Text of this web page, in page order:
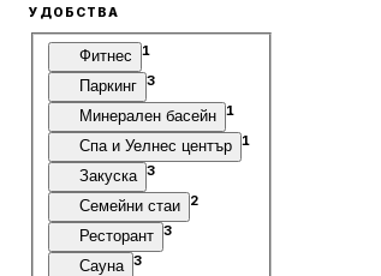
УДОБСТВА
Фитнес 1
Паркинг 3
Минерален басейн 1
Спа и Уелнес център 1
Закуска 3
Семейни стаи 2
Ресторант 3
Сауна 3